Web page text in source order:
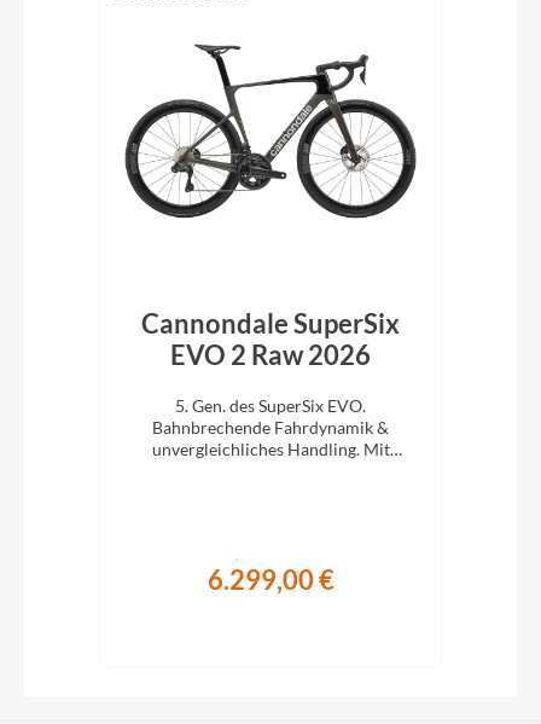
Cannondale SuperSix
EVO 2 Raw 2026
5. Gen. des SuperSix EVO.
Bahnbrechende Fahrdynamik &
unvergleichliches Handling. Mit
6.299,00 €